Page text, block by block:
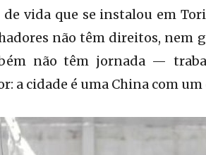
vida que se instalou em
não têm direitos, nem
não têm jornada —
a cidade é uma China com